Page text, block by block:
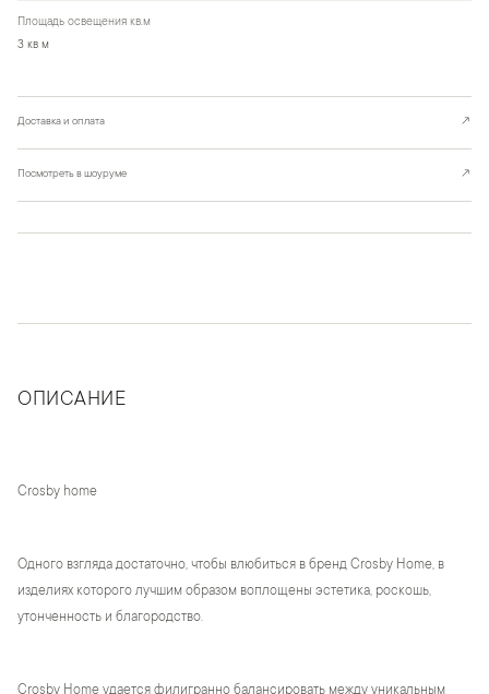
Площадь освещения кв.м
3 кв м
Доставка и оплата ↗
Посмотреть в шоуруме ↗
ОПИСАНИЕ
Crosby home
Одного взгляда достаточно, чтобы влюбиться в бренд Crosby Home, в
изделиях которого лучшим образом воплощены эстетика, роскошь,
утонченность и благородство.
Crosby Home удается филигранно балансировать между уникальным